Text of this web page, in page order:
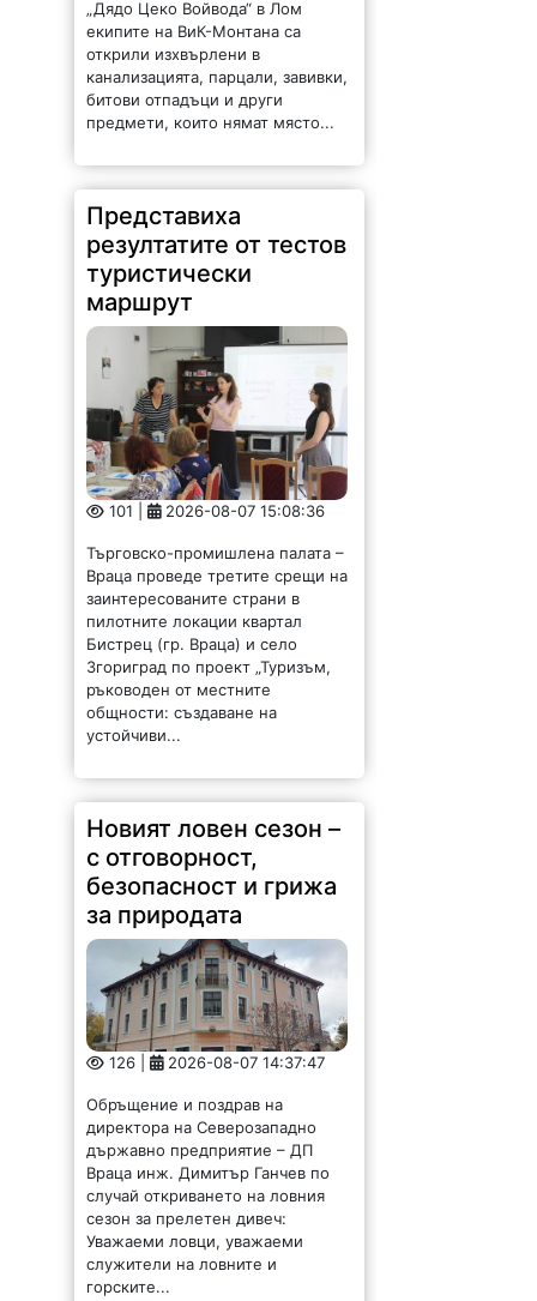
„Дядо Цеко Войвода“ в Лом
екипите на ВиК-Монтана са
открили изхвърлени в
канализацията, парцали, завивки,
битови отпадъци и други
предмети, които нямат място...
Представиха
резултатите от тестов
туристически
маршрут
101 | 2026-08-07 15:08:36
Търговско-промишлена палата –
Враца проведе третите срещи на
заинтересованите страни в
пилотните локации квартал
Бистрец (гр. Враца) и село
Згориград по проект „Туризъм,
ръководен от местните
общности: създаване на
устойчиви...
Новият ловен сезон –
с отговорност,
безопасност и грижа
за природата
126 | 2026-08-07 14:37:47
Обръщение и поздрав на
директора на Северозападно
държавно предприятие – ДП
Враца инж. Димитър Ганчев по
случай откриването на ловния
сезон за прелетен дивеч:
Уважаеми ловци, уважаеми
служители на ловните и
горските...